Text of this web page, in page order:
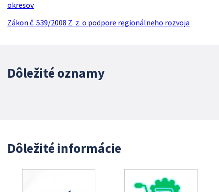
okresov
Zákon č. 539/2008 Z. z. o podpore regionálneho rozvoja
Dôležité oznamy
Dôležité informácie